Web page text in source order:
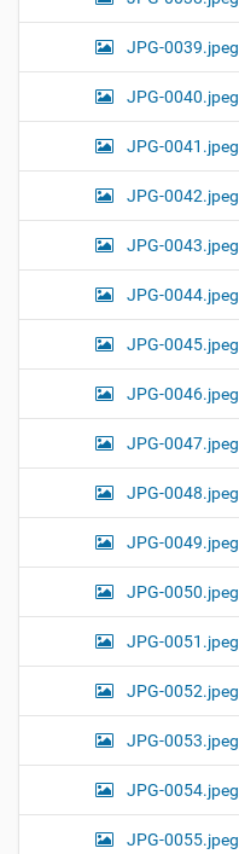
JPG-0039.jpeg
JPG-0040.jpeg
JPG-0041.jpeg
JPG-0042.jpeg
JPG-0043.jpeg
JPG-0044.jpeg
JPG-0045.jpeg
JPG-0046.jpeg
JPG-0047.jpeg
JPG-0048.jpeg
JPG-0049.jpeg
JPG-0050.jpeg
JPG-0051.jpeg
JPG-0052.jpeg
JPG-0053.jpeg
JPG-0054.jpeg
JPG-0055.jpeg